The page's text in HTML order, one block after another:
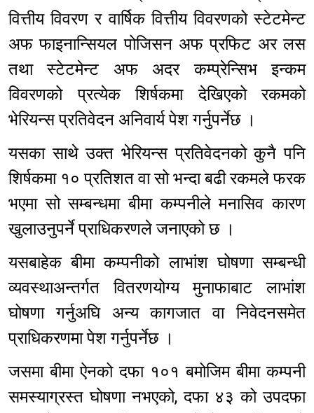
वित्तीय विवरण र वार्षिक वित्तीय विवरणको स्टेटमेन्ट
अफ फाइनान्सियल पोजिसन अफ प्रफिट अर लस
तथा स्टेटमेन्ट अफ अदर कम्प्रेन्सिभ इन्कम
विवरणको प्रत्येक शिर्षकमा देखिएको रकमको
भेरियन्स प्रतिवेदन अनिवार्य पेश गर्नुपर्नेछ ।
यसका साथे उक्त भेरियन्स प्रतिवेदनको कुनै पनि
शिर्षकमा १० प्रतिशत वा सो भन्दा बढी रकमले फरक
भएमा सो सम्बन्धमा बीमा कम्पनीले मनासिव कारण
खुलाउनुपर्ने प्राधिकरणले जनाएको छ ।
यसबाहेक बीमा कम्पनीको लाभांश घोषणा सम्बन्धी
व्यवस्थाअन्तर्गत वितरणयोग्य मुनाफाबाट लाभांश
घोषणा गर्नुअघि अन्य कागजात वा निवेदनसमेत
प्राधिकरणमा पेश गर्नुपर्नेछ ।
जसमा बीमा ऐनको दफा १०१ बमोजिम बीमा कम्पनी
समस्याग्रस्त घोषणा नभएको, दफा ४३ को उपदफा